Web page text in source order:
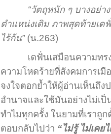
“วัตถุหนัก ๆ บางอย่
ตำแหน่งเดิม ภาพสุดท้ายเด
ไร้ก้น”(น.263)
เดฟั่นเสมือนความทร
ความโหดร้ายที่สังคมการเมื
จงใจตอกย้ำให้ผู้อ่านเห็นถึ
อำนาจและใช้มันอย่างไม่เป็
ทำไมทุกครั้ง ในยามที่เราถู
ตอบกลับไปว่า “ไม่รู้ ไม่เคย